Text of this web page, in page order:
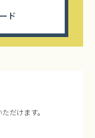
ド
だけます。